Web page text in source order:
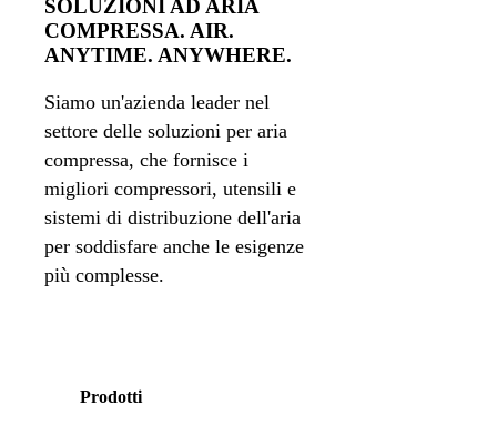
SOLUZIONI AD ARIA
COMPRESSA. AIR.
ANYTIME. ANYWHERE.
Siamo un'azienda leader nel
settore delle soluzioni per aria
compressa, che fornisce i
migliori compressori, utensili e
sistemi di distribuzione dell'aria
per soddisfare anche le esigenze
più complesse.
Prodotti